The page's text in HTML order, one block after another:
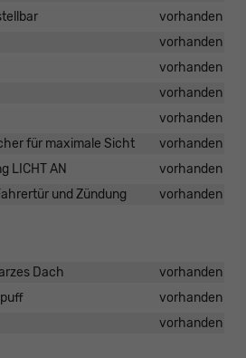
vorhanden
vorhanden
vorhanden
vorhanden
vorhanden
für maximale Sicht
vorhanden
LICHT AN
vorhanden
und Zündung
vorhanden
Dach
vorhanden
vorhanden
vorhanden